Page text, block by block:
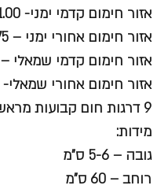
אזור חימום קדמי ימני- 1.00 קוט”ש
אזור חימום אחורי ימני – 1.75 קוט”ש
אזור חימום קדמי שמאלי – 3.5 קוט”ש
אזור חימום אחורי שמאלי- 1.75 קוט”ש
9 דרגות חום קבועות מראש לדיוק מירבי ותוצאות מעולות.
מידות:
גובה – 5-6 ס”מ
רוחב – 60 ס”מ